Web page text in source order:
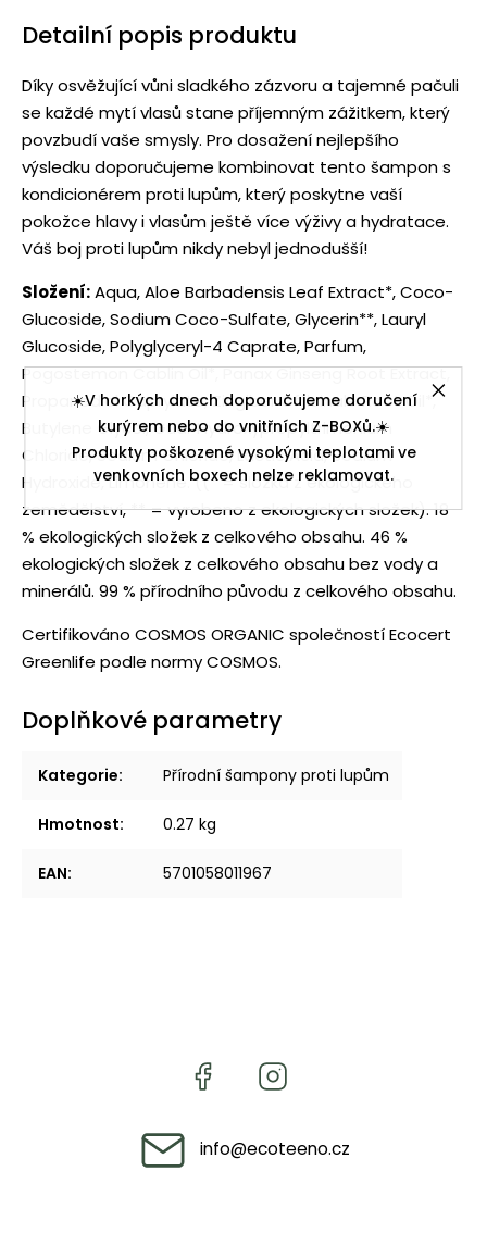
☀️V horkých dnech doporučujeme doručení
kurýrem nebo do vnitřních Z-BOXů.☀️
Produkty poškozené vysokými teplotami ve
venkovních boxech nelze reklamovat.
Detailní popis produktu
Díky osvěžující vůni sladkého zázvoru a tajemné pačuli
se každé mytí vlasů stane příjemným zážitkem, který
povzbudí vaše smysly. Pro dosažení nejlepšího
výsledku doporučujeme kombinovat tento šampon s
kondicionérem proti lupům, který poskytne vaší
pokožce hlavy i vlasům ještě více výživy a hydratace.
Váš boj proti lupům nikdy nebyl jednodušší!
Složení:Aqua, Aloe Barbadensis Leaf Extract*, Coco-
Glucoside, Sodium Coco-Sulfate, Glycerin**, Lauryl
Glucoside, Polyglyceryl-4 Caprate, Parfum,
Pogostemon Cablin Oil*, Panax Ginseng Root Extract,
Propanediol Caprylate, Zingiber Officinale Root Oil*,
Butylene Glycol, Guar Hydroxypropyltrimonium
Chloride, Sodium Chloride, Lactic Acid, Sodium
Hydroxide, Limonene.((* = složka z ekologického
zemědělství, ** = vyrobeno z ekologických složek). 18
% ekologických složek z celkového obsahu. 46 %
ekologických složek z celkového obsahu bez vody a
minerálů. 99 % přírodního původu z celkového obsahu.
Certifikováno COSMOS ORGANIC společností Ecocert
Greenlife podle normy COSMOS.
Doplňkové parametry
Kategorie: Přírodní šampony proti lupům
Hmotnost: 0.27 kg
EAN: 5701058011967
info@ecoteeno.cz